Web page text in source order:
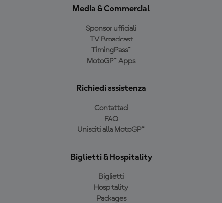
Media & Commercial
Sponsor ufficiali
TV Broadcast
TimingPass™
MotoGP™ Apps
Richiedi assistenza
Contattaci
FAQ
Unisciti alla MotoGP™
Biglietti & Hospitality
Biglietti
Hospitality
Packages